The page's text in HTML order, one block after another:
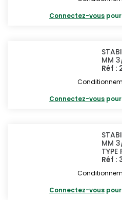
Connectez-vous
MM
Réf :
Connectez-vous
MM
TYPE
Réf :
Connectez-vous